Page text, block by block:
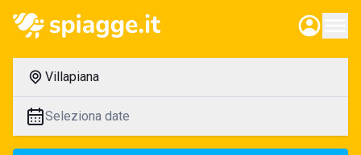
Villapiana
Seleziona date